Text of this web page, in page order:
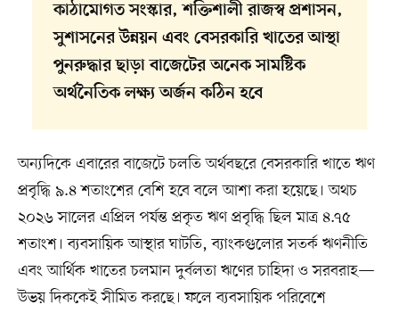
কাঠামোগত সংস্কার, শক্তিশালী রাজস্ব প্রশাসন,
সুশাসনের উন্নয়ন এবং বেসরকারি খাতের আস্থা
পুনরুদ্ধার ছাড়া বাজেটের অনেক সামষ্টিক
অর্থনৈতিক লক্ষ্য অর্জন কঠিন হবে
অন্যদিকে এবারের বাজেটে চলতি অর্থবছরে বেসরকারি খাতে ঋণ
প্রবৃদ্ধি ৯.৪ শতাংশের বেশি হবে বলে আশা করা হয়েছে। অথচ
২০২৬ সালের এপ্রিল পর্যন্ত প্রকৃত ঋণ প্রবৃদ্ধি ছিল মাত্র ৪.৭৫
শতাংশ। ব্যবসায়িক আস্থার ঘাটতি, ব্যাংকগুলোর সতর্ক ঋণনীতি
এবং আর্থিক খাতের চলমান দুর্বলতা ঋণের চাহিদা ও সরবরাহ—
উভয় দিককেই সীমিত করছে। ফলে ব্যবসায়িক পরিবেশে